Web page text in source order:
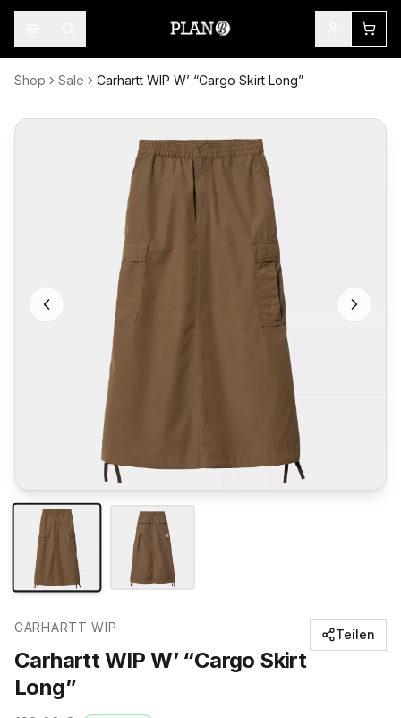
Shop Sale Carhartt WIP W’ “Cargo Skirt Long”
CARHARTT WIP
Carhartt WIP W’ “Cargo Skirt
Long”
Teilen